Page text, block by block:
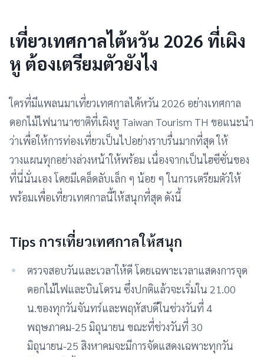
เที่ยวเทศกาลไต้หวัน 2026 ที่เผิง
หู ต้องเตรียมตัวยังไง
ใครที่มีแพลนมาเที่ยวเทศกาลไต้หวัน 2026 อย่างเทศกาล
ดอกไม้ไฟนานาชาติที่เผิงหู Taiwan Tourism TH ขอแนะนำ
ว่าเพื่อให้การท่องเที่ยวเป็นไปอย่างราบรื่นมากที่สุด ให้
วางแผนทุกอย่างล่วงหน้าให้พร้อม เนื่องจากเป็นไฮซีซั่นของ
ที่นี่นั่นเอง โดยมีเคล็ดลับเล็ก ๆ น้อย ๆ ในการเตรียมตัวให้
พร้อมเพื่อเที่ยวเทศกาลนี้ให้สนุกที่สุด ดังนี้
Tips การเที่ยวเทศกาลให้สนุก
ตรวจสอบวันและเวลาให้ดี โดยเฉพาะเวลาแสดงการจุด
ดอกไม้ไฟและบินโดรน ซึ่งปกติแล้วจะเริ่มใน 21.00
น.ของทุกวันจันทร์และพฤหัสบดีในช่วงวันที่ 4
พฤษภาคม-25 มิถุนายน ขณะที่ช่วงวันที่ 30
มิถุนายน-25 สิงหาคมจะมีการจัดแสดงเฉพาะทุกวัน